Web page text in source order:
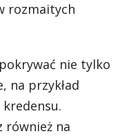
rozmaitych
nie tylko
na przykład
również na